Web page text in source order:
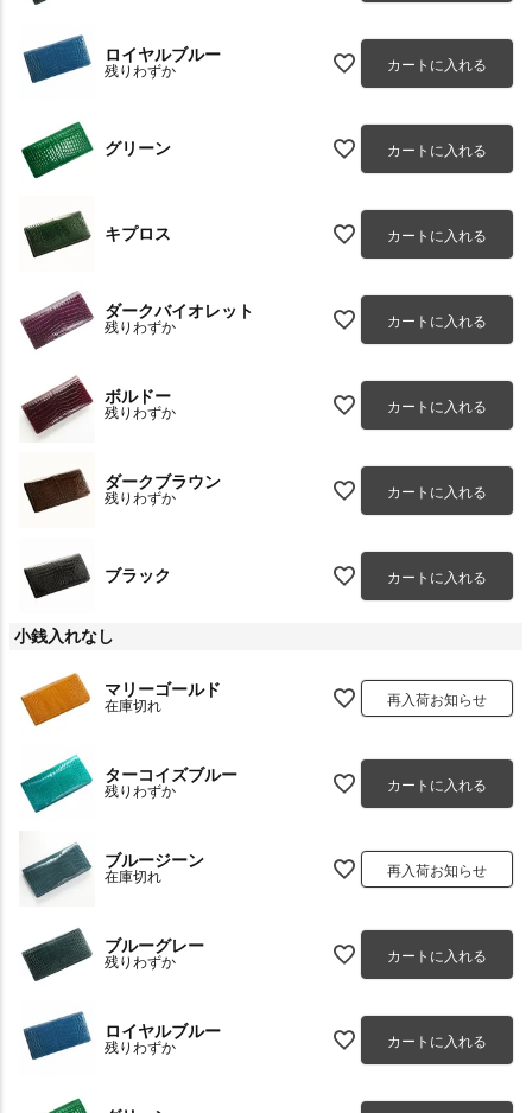
ロイヤルブルー
残りわずか カートに入れる
グリーン カートに入れる
キプロス カートに入れる
ダークバイオレット
残りわずか カートに入れる
ボルドー
残りわずか カートに入れる
ダークブラウン
残りわずか カートに入れる
ブラック カートに入れる
小銭入れなし
マリーゴールド
在庫切れ 再入荷お知らせ
ターコイズブルー
残りわずか カートに入れる
ブルージーン
在庫切れ 再入荷お知らせ
ブルーグレー
残りわずか カートに入れる
ロイヤルブルー
残りわずか カートに入れる